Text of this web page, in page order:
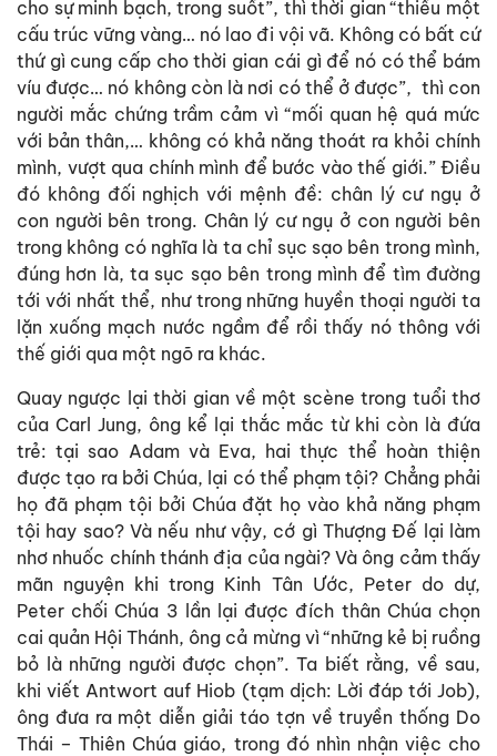
cho sự minh bạch, trong suốt”, thì thời gian “thiếu một
cấu trúc vững vàng… nó lao đi vội vã. Không có bất cứ
thứ gì cung cấp cho thời gian cái gì để nó có thể bám
víu được… nó không còn là nơi có thể ở được”, thì con
người mắc chứng trầm cảm vì “mối quan hệ quá mức
với bản thân,… không có khả năng thoát ra khỏi chính
mình, vượt qua chính mình để bước vào thế giới.” Điều
đó không đối nghịch với mệnh đề: chân lý cư ngụ ở
con người bên trong. Chân lý cư ngụ ở con người bên
trong không có nghĩa là ta chỉ sục sạo bên trong mình,
đúng hơn là, ta sục sạo bên trong mình để tìm đường
tới với nhất thể, như trong những huyền thoại người ta
lặn xuống mạch nước ngầm để rồi thấy nó thông với
thế giới qua một ngõ ra khác.
Quay ngược lại thời gian về một scène trong tuổi thơ
của Carl Jung, ông kể lại thắc mắc từ khi còn là đứa
trẻ: tại sao Adam và Eva, hai thực thể hoàn thiện
được tạo ra bởi Chúa, lại có thể phạm tội? Chẳng phải
họ đã phạm tội bởi Chúa đặt họ vào khả năng phạm
tội hay sao? Và nếu như vậy, cớ gì Thượng Đế lại làm
nhơ nhuốc chính thánh địa của ngài? Và ông cảm thấy
mãn nguyện khi trong Kinh Tân Ước, Peter do dự,
Peter chối Chúa 3 lần lại được đích thân Chúa chọn
cai quản Hội Thánh, ông cả mừng vì “những kẻ bị ruồng
bỏ là những người được chọn”. Ta biết rằng, về sau,
khi viết Antwort auf Hiob (tạm dịch: Lời đáp tới Job),
ông đưa ra một diễn giải táo tợn về truyền thống Do
Thái – Thiên Chúa giáo, trong đó nhìn nhận việc cho